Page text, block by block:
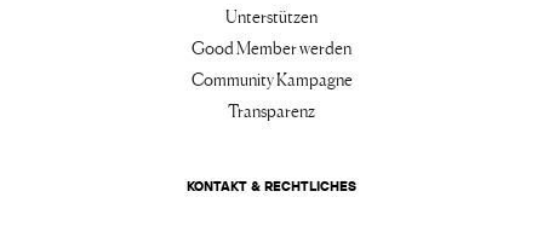
Unterstützen
Good Member werden
Community Kampagne
Transparenz
KONTAKT & RECHTLICHES